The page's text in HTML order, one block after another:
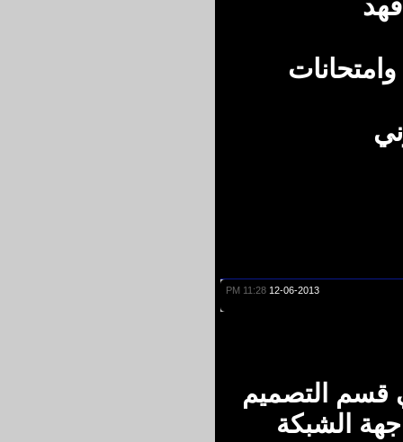
12-06-2013
11:28 PM
التصميم
الشبكة